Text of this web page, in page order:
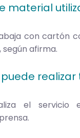
material
con cartón
afirma.
el servicio